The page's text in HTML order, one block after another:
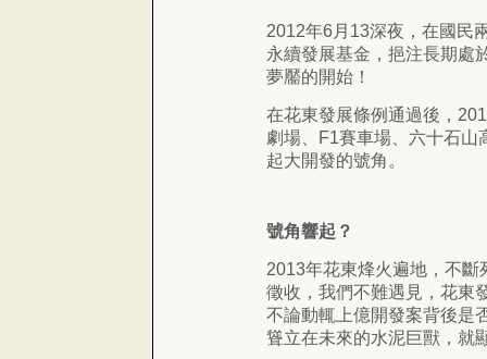
2012年6月13深夜，在國民
永續發展基金，挹注長期處
夢靨的開始！
在花東發展條例通過後，
劇場、F1賽車場、六十石山
起大開發的號角。
號角響起？
2013年花東烽火遍地，不
徵收，我們不難遇見，花東
不論動輒上億開發案背後是
聳立在未來的水泥巨獸，就